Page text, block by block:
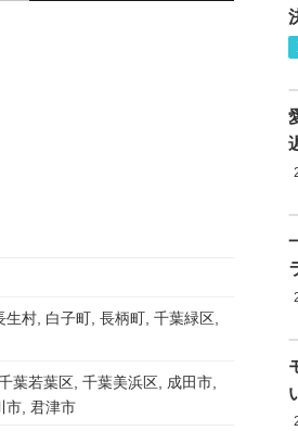
村, 白子町, 長柄町, 千葉緑区,
葉若葉区, 千葉美浜区, 成田市,
市, 君津市